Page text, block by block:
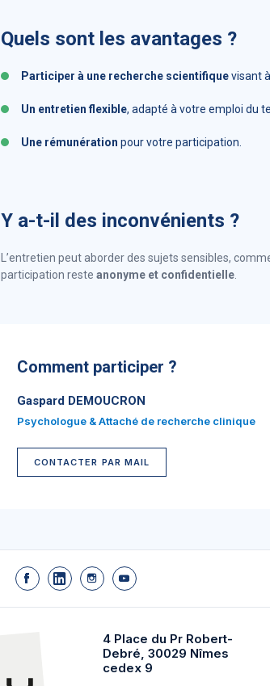
Quels sont les avantages ?
Participer à une recherche scientifiquevisant
Un entretien flexible, adapté à votre emploi du
Une rémunération pour votre participation.
Y a-t-il des inconvénients ?
L’entretien peut aborder des sujets sensibles,
participation reste anonyme et confidentielle.
Comment participer ?
Gaspard DEMOUCRON
Psychologue & Attaché de recherche clinique
CONTACTER PAR MAIL
4 Place du Pr Robert-
Debré, 30029 Nîmes
cedex 9